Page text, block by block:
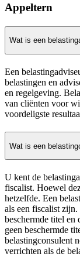
Appeltern
Wat is een
Een
belastingen en
en regelgeving.
van cliënten voor
voordeligste
Wat is een
U kent de
fiscalist. Hoewel
hetzelfde. Een
als een fiscalist zijn.
beschermde titel en
geen beschermde
belastingconsulent
verrichten als de